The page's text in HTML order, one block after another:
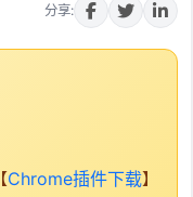
分享:
【Chrome插件下载】